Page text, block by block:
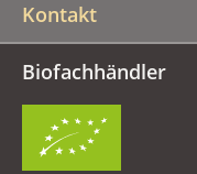
Kontakt
Biofachhändler